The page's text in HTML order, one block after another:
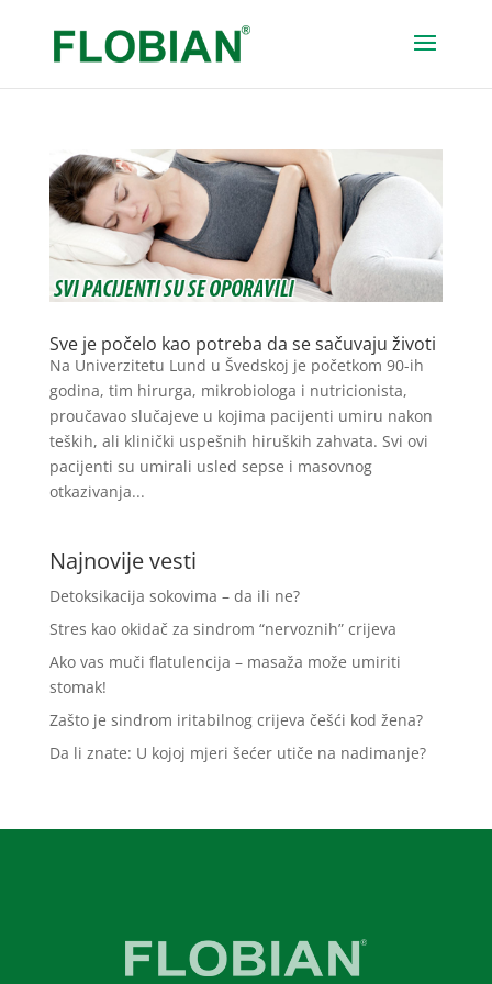
Sve je počelo kao potreba da se sačuvaju životi
Na Univerzitetu Lund u Švedskoj je početkom 90-ih
godina, tim hirurga, mikrobiologa i nutricionista,
proučavao slučajeve u kojima pacijenti umiru nakon
teških, ali klinički uspešnih hiruških zahvata. Svi ovi
pacijenti su umirali usled sepse i masovnog
otkazivanja...
Najnovije vesti
Detoksikacija sokovima – da ili ne?
Stres kao okidač za sindrom “nervoznih” crijeva
Ako vas muči flatulencija – masaža može umiriti
stomak!
Zašto je sindrom iritabilnog crijeva češći kod žena?
Da li znate: U kojoj mjeri šećer utiče na nadimanje?